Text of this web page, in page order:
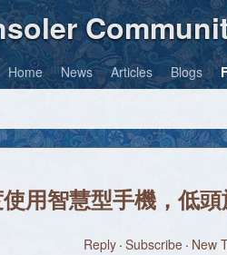
Home News Articles Blogs
用智慧型手機，低
Reply Subscribe New